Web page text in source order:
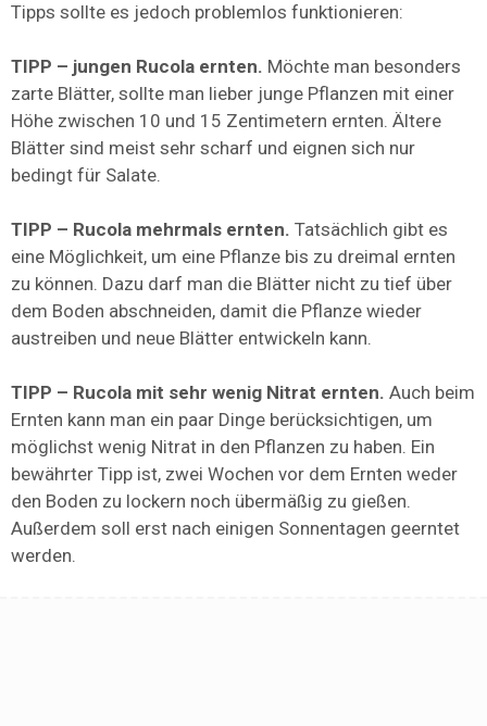
Tipps sollte es jedoch problemlos funktionieren:
TIPP – jungen Rucola ernten. Möchte man besonders
zarte Blätter, sollte man lieber junge Pflanzen mit einer
Höhe zwischen 10 und 15 Zentimetern ernten. Ältere
Blätter sind meist sehr scharf und eignen sich nur
bedingt für Salate.
TIPP – Rucola mehrmals ernten. Tatsächlich gibt es
eine Möglichkeit, um eine Pflanze bis zu dreimal ernten
zu können. Dazu darf man die Blätter nicht zu tief über
dem Boden abschneiden, damit die Pflanze wieder
austreiben und neue Blätter entwickeln kann.
TIPP – Rucola mit sehr wenig Nitrat ernten. Auch beim
Ernten kann man ein paar Dinge berücksichtigen, um
möglichst wenig Nitrat in den Pflanzen zu haben. Ein
bewährter Tipp ist, zwei Wochen vor dem Ernten weder
den Boden zu lockern noch übermäßig zu gießen.
Außerdem soll erst nach einigen Sonnentagen geerntet
werden.